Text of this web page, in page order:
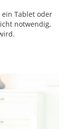
ein Tablet oder
notwendig,